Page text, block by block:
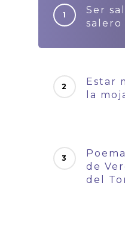
Ser
salero
Estar
la
de
del